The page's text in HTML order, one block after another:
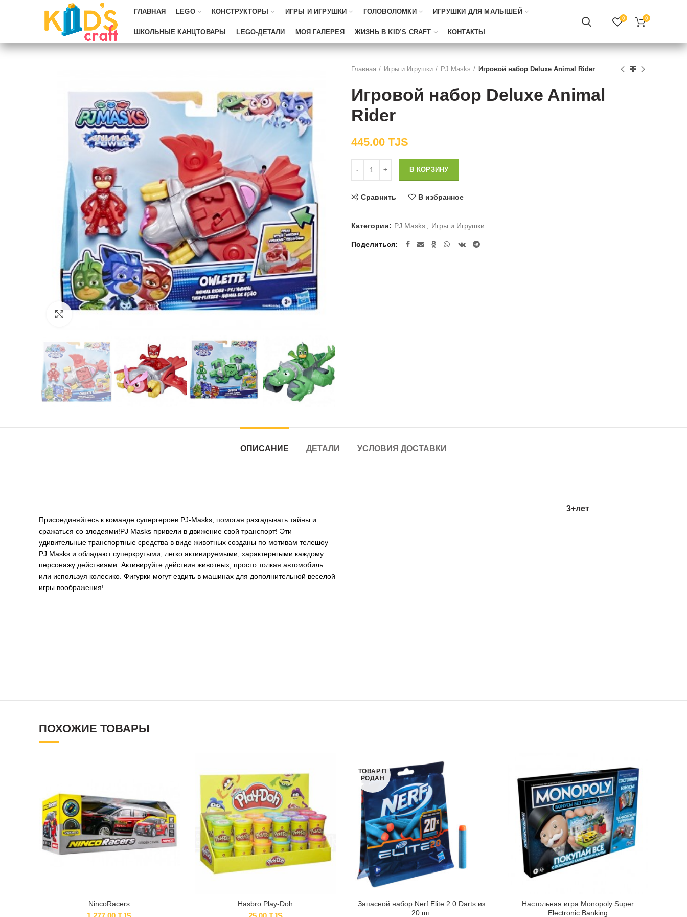
ГЛАВНАЯ LEGO КОНСТРУКТОРЫ ИГРЫ И ИГРУШКИ ГОЛОВОЛОМКИ ИГРУШКИ ДЛЯ МАЛЫШЕЙ
ШКОЛЬНЫЕ КАНЦТОВАРЫ LEGO-ДЕТАЛИ МОЯ ГАЛЕРЕЯ ЖИЗНЬ В KID’S CRAFT КОНТАКТЫ
0 0
Нажмите, чтобы увеличить
Главная Игры и Игрушки PJ Masks Игровой набор Deluxe Animal Rider
Игровой набор Deluxe Animal
Rider
445.00 TJS
В КОРЗИНУ
Сравнить В избранное
Категории: PJ Masks Игры и Игрушки
Поделиться
ОПИСАНИЕ ДЕТАЛИ УСЛОВИЯ ДОСТАВКИ
Присоединяйтесь к команде супергероев PJ-Masks, помогая разгадывать тайны и
сражаться со злодеями!PJ Masks привели в движение свой транспорт! Эти
удивительные транспортные средства в виде животных созданы по мотивам телешоу
PJ Masks и обладают суперкрутыми, легко активируемыми, характернгыми каждому
персонажу действиями. Активируйте действия животных, просто толкая автомобиль
или используя колесико. Фигурки могут ездить в машинах для дополнительной веселой
игры воображения!
3+лет
ПОХОЖИЕ ТОВАРЫ
NincoRacers Hasbro Play-Doh
ТОВАР П
РОДАН
Запасной набор Nerf Elite 2.0 Darts из
20 шт.
Настольная игра Monopoly Super
Electronic Banking